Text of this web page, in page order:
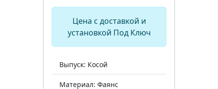
Цена с доставкой и
установкой Под Ключ
Выпуск: Косой
Материал: Фаянс